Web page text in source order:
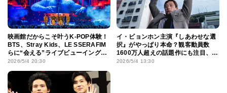
映画館だからこそ叶うK-POP体験！
BTS、Stray Kids、LE SSERAFIM
らに“会える”ライブビューイングや
ドキュメンタリー、VRコンサートの
2026/5/4 20:30
イ・ビョンホン主演『しあわせな選
択』がやっぱり本命？観客動員数
1600万人超えの話題作にも注目、第
62回百想芸術大賞の動向をチェック
2026/5/4 13:30